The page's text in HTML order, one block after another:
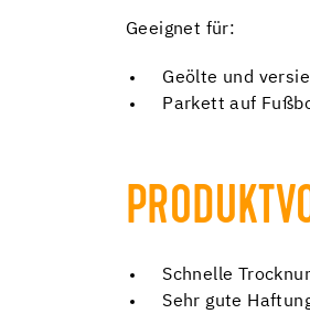
Geeignet für:
Geölte und
Parkett auf
Schnelle
Sehr gute